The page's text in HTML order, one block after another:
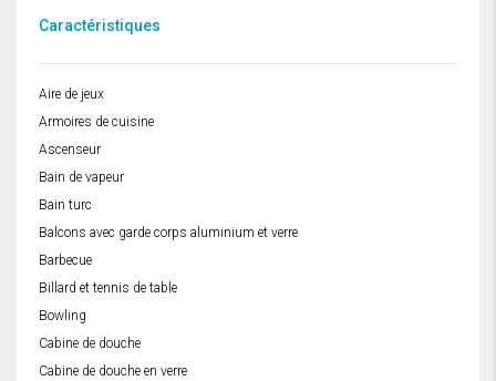
Caractéristiques
Aire de jeux
Armoires de cuisine
Ascenseur
Bain de vapeur
Bain turc
Balcons avec garde corps aluminium et verre
Barbecue
Billard et tennis de table
Bowling
Cabine de douche
Cabine de douche en verre